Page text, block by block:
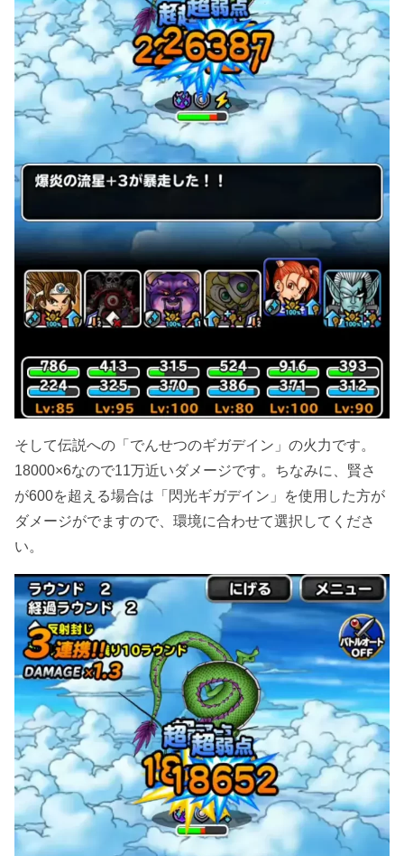
そして伝説への「でんせつのギガデイン」の火力です。
18000×6なので11万近いダメージです。ちなみに、賢さ
が600を超える場合は「閃光ギガデイン」を使用した方が
ダメージがでますので、環境に合わせて選択してくださ
い。